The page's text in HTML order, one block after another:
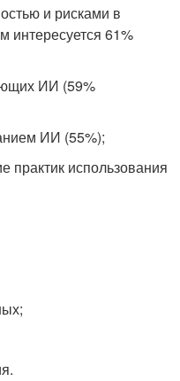
и рисками в
интересуется 61%
ИИ (59%
ИИ (55%);
практик использования